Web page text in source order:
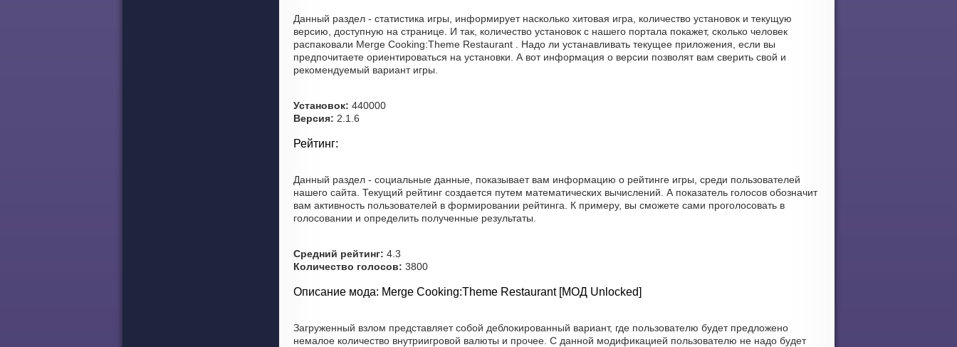
Данный раздел - статистика игры, информирует насколько хитовая игра, количество установок и текущую
версию, доступную на странице. И так, количество установок с нашего портала покажет, сколько человек
распаковали Merge Cooking:Theme Restaurant . Надо ли устанавливать текущее приложения, если вы
предпочитаете ориентироваться на установки. А вот информация о версии позволят вам сверить свой и
рекомендуемый вариант игры.
Установок: 440000
Версия: 2.1.6
Рейтинг:
Данный раздел - социальные данные, показывает вам информацию о рейтинге игры, среди пользователей
нашего сайта. Текущий рейтинг создается путем математических вычислений. А показатель голосов обозначит
вам активность пользователей в формировании рейтинга. К примеру, вы сможете сами проголосовать в
голосовании и определить полученные результаты.
Средний рейтинг: 4.3
Количество голосов: 3800
Описание мода: Merge Cooking:Theme Restaurant [МОД Unlocked]
Загруженный взлом представляет собой деблокированный вариант, где пользователю будет предложено
немалое количество внутриигровой валюты и прочее. С данной модификацией пользователю не надо будет